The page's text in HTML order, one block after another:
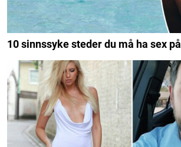
10 sinnssyke steder du må ha sex på